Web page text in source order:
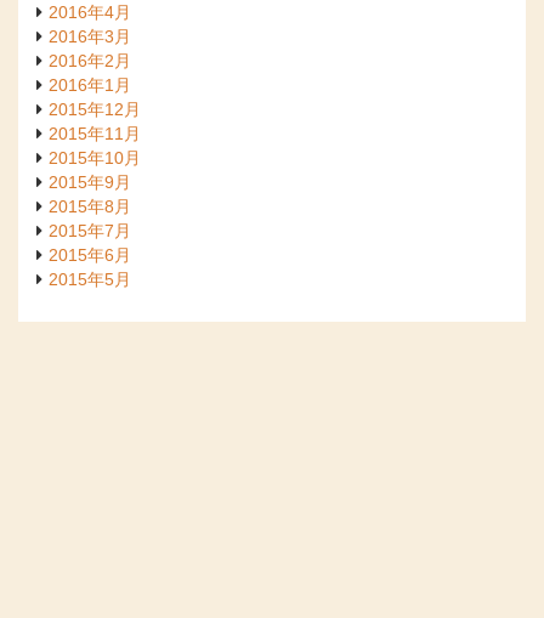
2016年4月
2016年3月
2016年2月
2016年1月
2015年12月
2015年11月
2015年10月
2015年9月
2015年8月
2015年7月
2015年6月
2015年5月